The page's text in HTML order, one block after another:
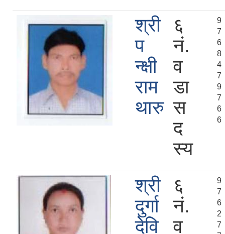
श्री
प
न्क्षी
राम
थारु
६
नं.
व
डा
स
द
स्य
9
7
6
8
4
7
9
7
6
6
श्री
दुर्गा
देवि
६
नं.
व
9
7
6
2
7